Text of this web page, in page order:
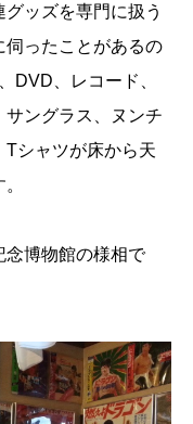
ッズを専門に扱う
伺ったことがあるの
DVD、レコード、
ングラス、ヌンチ
Tシャツが床から天
念博物館の様相で